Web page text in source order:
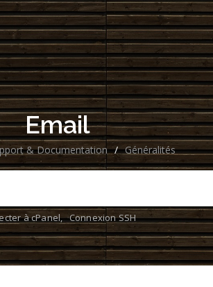
Email
& Documentation / Généralités
à cPanel, Connexion SSH